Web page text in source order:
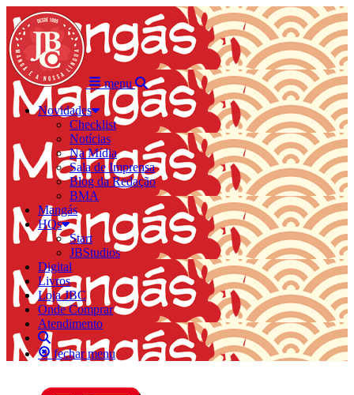
menu
Novidades
Checklist
Notícias
Na Mídia
Sala de Imprensa
Blog da Redação
BMA
Mangás
HQs
Start
JBStudios
Digital
Livros
Loja JBC
Onde Comprar
Atendimento
fechar menu